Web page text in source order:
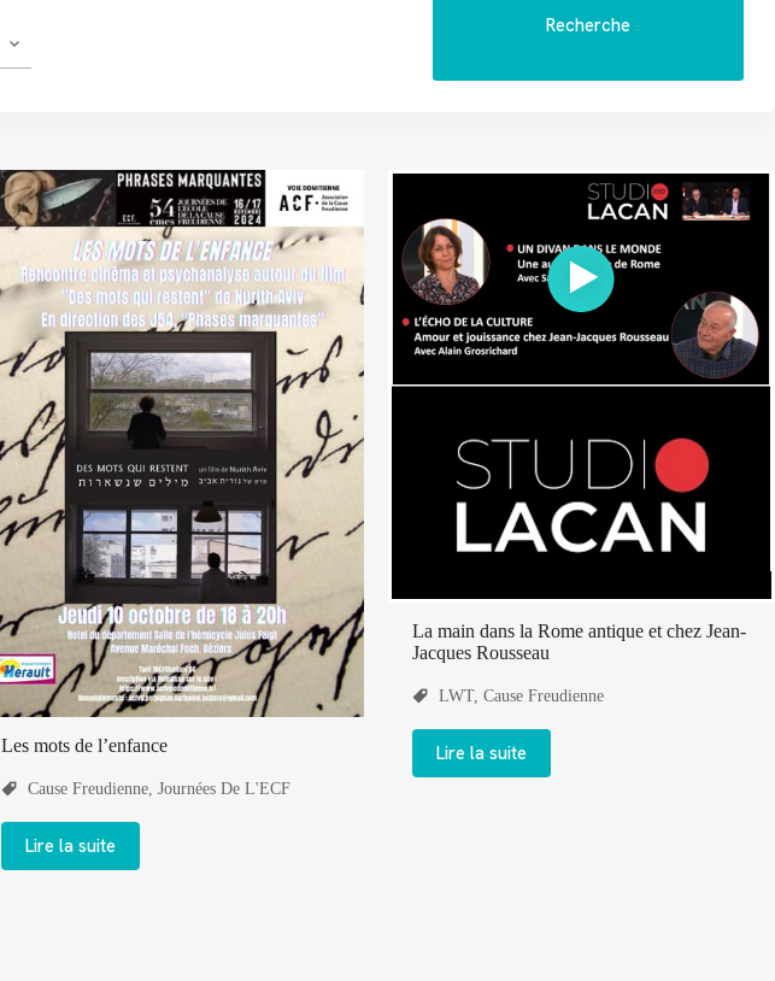
Les mots de l’enfance
Cause Freudienne, Journées De L'ECF
Lire la suite
La main dans la Rome antique et chez Jean-
Jacques Rousseau
LWT, Cause Freudienne
Lire la suite